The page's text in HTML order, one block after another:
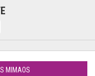
MIMAOS